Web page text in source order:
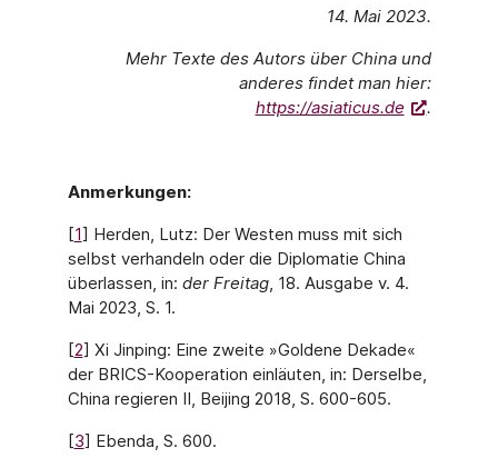
14. Mai 2023.
Mehr Texte des Autors über China und
anderes findet man hier:
https://asiaticus.de
.
Anmerkungen:
[1] Herden, Lutz: Der Westen muss mit sich
selbst verhandeln oder die Diplomatie China
überlassen, in: der Freitag, 18. Ausgabe v. 4.
Mai 2023, S. 1.
[2] Xi Jinping: Eine zweite »Goldene Dekade«
der BRICS-Kooperation einläuten, in: Derselbe,
China regieren II, Beijing 2018, S. 600-605.
[3] Ebenda, S. 600.